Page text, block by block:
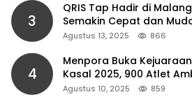
3
QRIS Tap Hadir di
Semakin Cepat dan
NFC
Agustus 13, 2025 866
4
Menpora Buka
Kasal 2025, 900 Atlet
Agustus 10, 2025 859